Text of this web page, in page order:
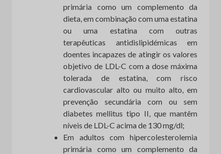
primária como um complemento da
dieta, em combinação com uma estatina
ou uma estatina com outras
terapêuticas antidislipidémicas em
doentes incapazes de atingir os valores
objetivo de LDL-C com a dose máxima
tolerada de estatina, com risco
cardiovascular alto ou muito alto, em
prevenção secundária com ou sem
diabetes mellitus tipo II, que mantêm
níveis de LDL-C acima de 130 mg/dl;
Em adultos com hipercolesterolemia
primária como um complemento da